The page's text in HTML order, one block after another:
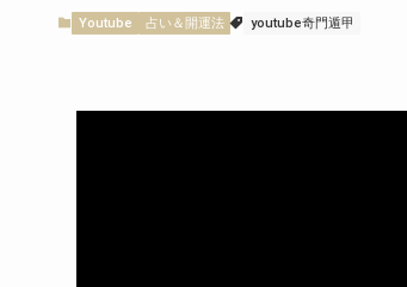
Youtube 占い＆開運法 youtube奇門遁甲